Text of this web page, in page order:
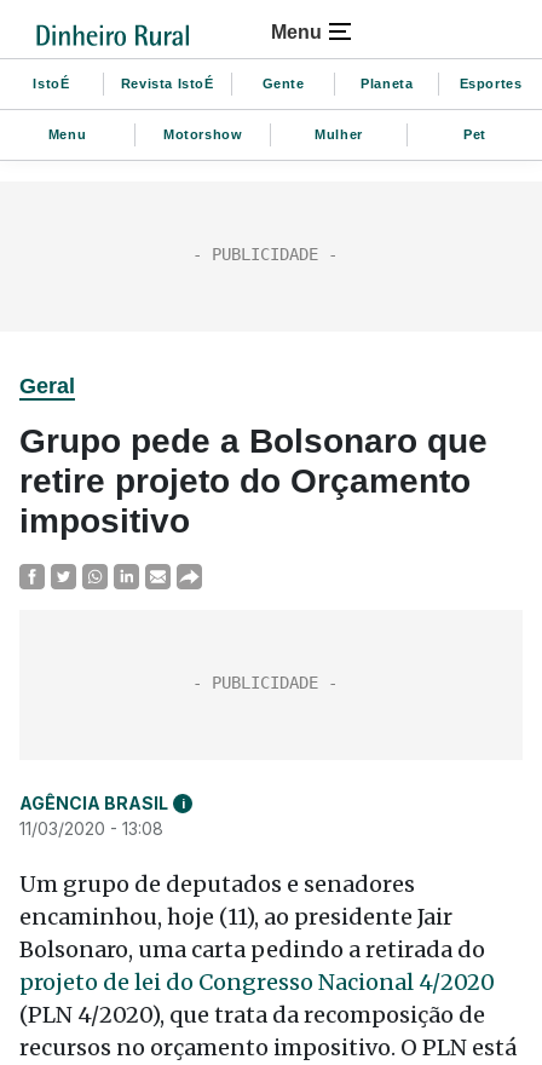
Menu
IstoÉ Revista IstoÉ Gente Planeta Esportes
Menu Motorshow Mulher Pet
Geral
Grupo pede a Bolsonaro que
retire projeto do Orçamento
impositivo
AGÊNCIA BRASIL i
11/03/2020 - 13:08
Um grupo de deputados e senadores
encaminhou, hoje (11), ao presidente Jair
Bolsonaro, uma carta pedindo a retirada do
projeto de lei do Congresso Nacional 4/2020
(PLN 4/2020), que trata da recomposição de
recursos no orçamento impositivo. O PLN está